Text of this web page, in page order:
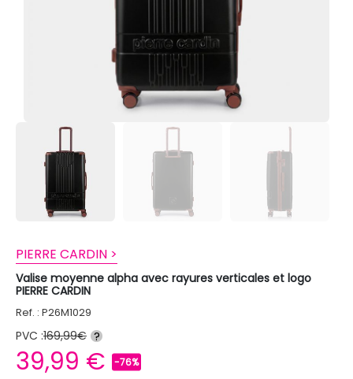
PIERRE CARDIN >
Valise moyenne alpha avec rayures verticales et logo
PIERRE CARDIN
Ref. : P26M1029
PVC :169,99€ ?
39,99 € -76%